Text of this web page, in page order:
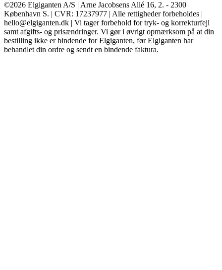
©2026 Elgiganten A/S | Arne Jacobsens Allé 16, 2. - 2300
København S. | CVR: 17237977 | Alle rettigheder forbeholdes |
hello@elgiganten.dk | Vi tager forbehold for tryk- og korrekturfejl
samt afgifts- og prisændringer. Vi gør i øvrigt opmærksom på at din
bestilling ikke er bindende for Elgiganten, før Elgiganten har
behandlet din ordre og sendt en bindende faktura.